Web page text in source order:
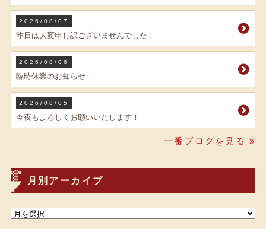
2026/08/07
昨日は大変申し訳ございませんでした！
2026/08/06
臨時休業のお知らせ
2026/08/05
今夜もよろしくお願いいたします！
一番ブログを見る »
月別アーカイブ